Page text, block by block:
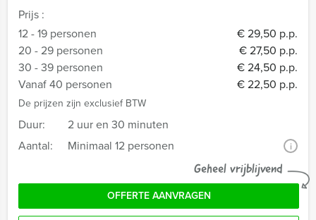
Prijs :
12 - 19 personen
€ 29,50 p.p.
20 - 29 personen
€ 27,50 p.p.
30 - 39 personen
€ 24,50 p.p.
Vanaf 40 personen
€ 22,50 p.p.
De prijzen zijn exclusief BTW
Duur:
2 uur en 30 minuten
Aantal:
Minimaal 12 personen i
Geheel vrijblijvend
OFFERTE AANVRAGEN